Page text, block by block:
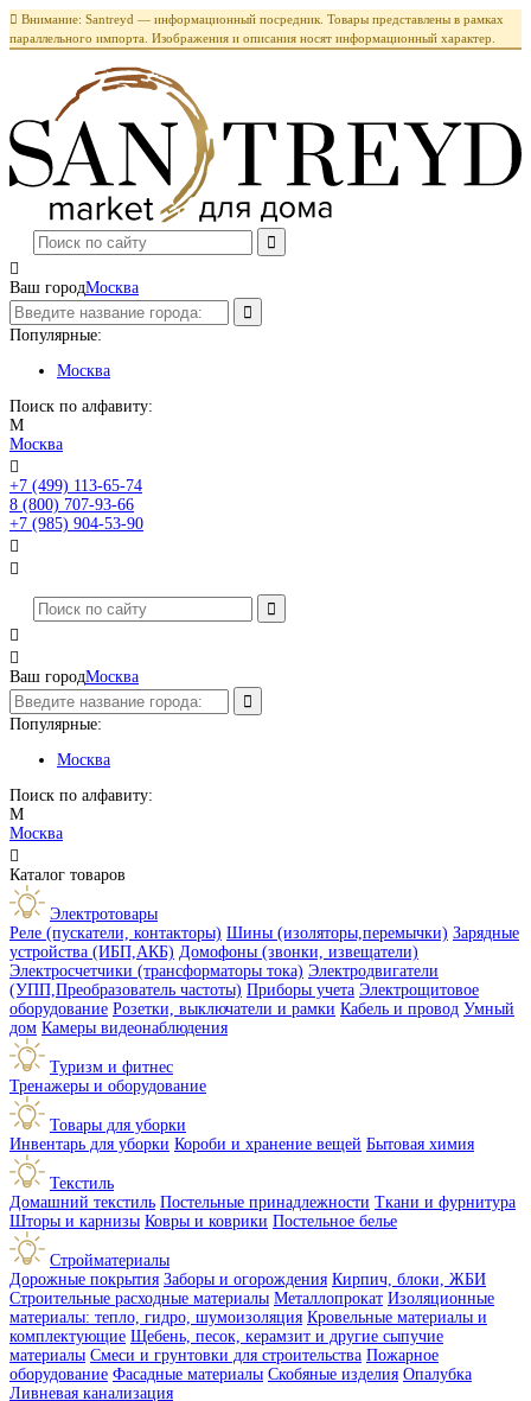
 Внимание: Santreyd — информационный посредник. Товары представлены в рамках
параллельного импорта. Изображения и описания носят информационный характер.

Ваш городМосква
Популярные:
Москва
Поиск по алфавиту:
М
Москва

+7 (499) 113-65-74
8 (800) 707-93-66
+7 (985) 904-53-90




Ваш городМосква
Популярные:
Москва
Поиск по алфавиту:
М
Москва

Каталог товаров
Электротовары
Реле (пускатели, контакторы) Шины (изоляторы,перемычки) Зарядные
устройства (ИБП,АКБ) Домофоны (звонки, извещатели)
Электросчетчики (трансформаторы тока) Электродвигатели
(УПП,Преобразователь частоты) Приборы учета Электрощитовое
оборудование Розетки, выключатели и рамки Кабель и провод Умный
дом Камеры видеонаблюдения
Туризм и фитнес
Тренажеры и оборудование
Товары для уборки
Инвентарь для уборки Короби и хранение вещей Бытовая химия
Текстиль
Домашний текстиль Постельные принадлежности Ткани и фурнитура
Шторы и карнизы Ковры и коврики Постельное белье
Стройматериалы
Дорожные покрытия Заборы и огорождения Кирпич, блоки, ЖБИ
Строительные расходные материалы Металлопрокат Изоляционные
материалы: тепло, гидро, шумоизоляция Кровельные материалы и
комплектующие Щебень, песок, керамзит и другие сыпучие
материалы Смеси и грунтовки для строительства Пожарное
оборудование Фасадные материалы Скобяные изделия Опалубка
Ливневая канализация